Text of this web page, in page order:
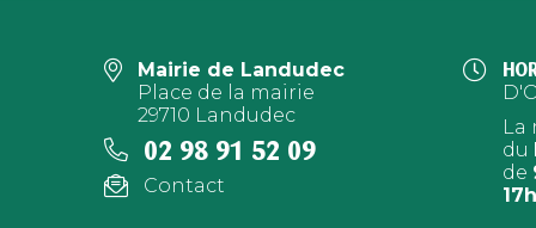
Mairie de Landudec
Place de la mairie
29710 Landudec
02 98 91 52 09
Contact
La
du
de
17h